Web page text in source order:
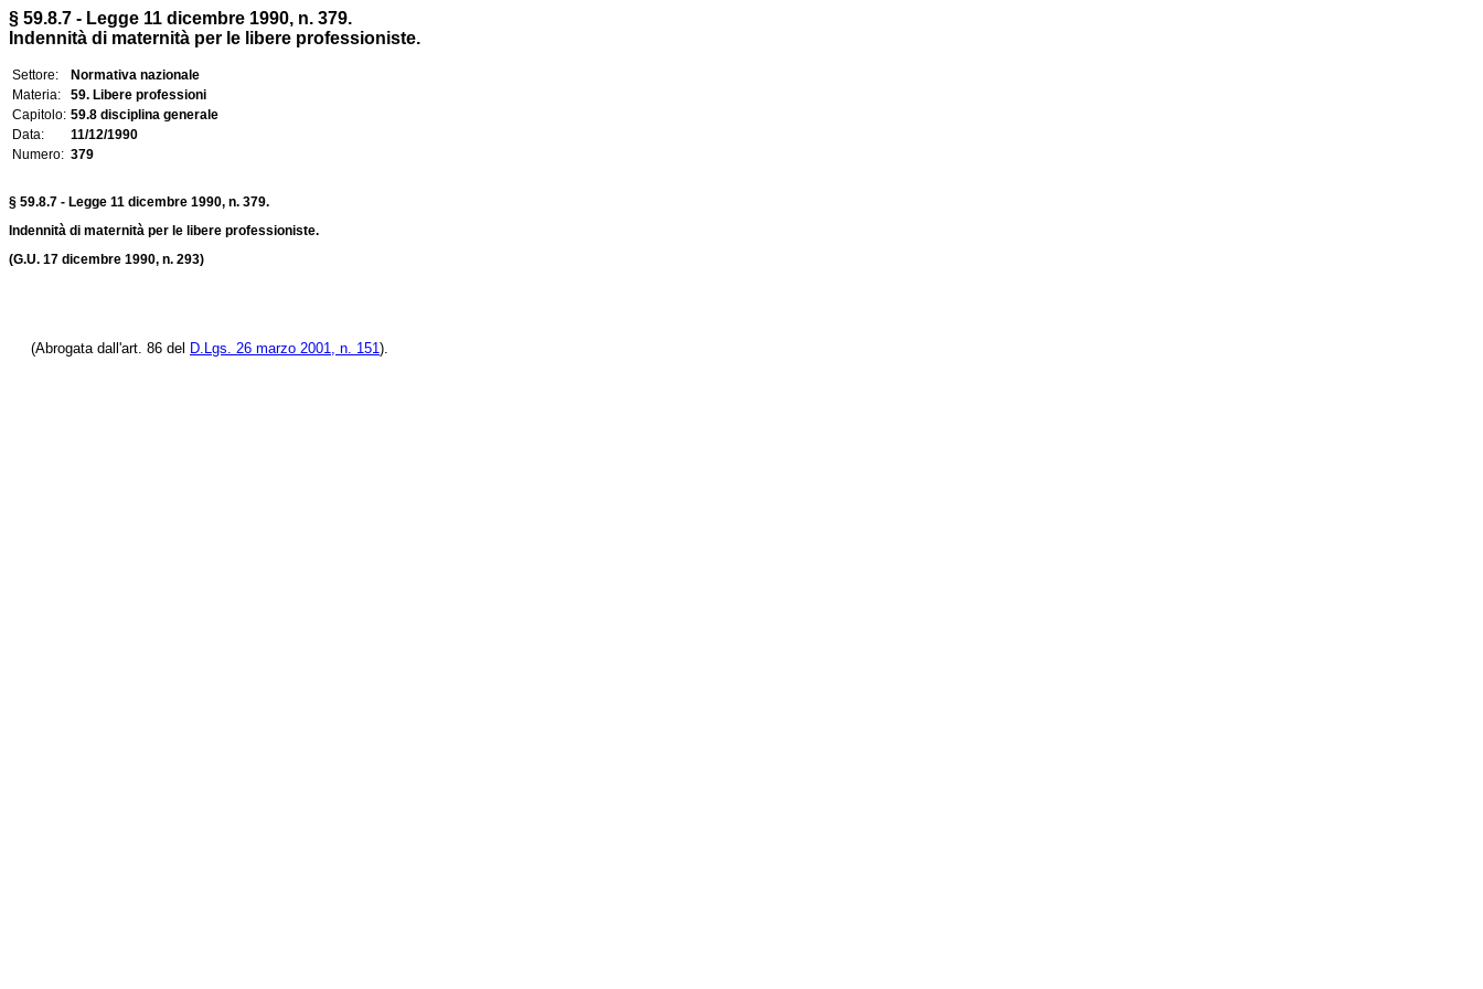
§ 59.8.7 - Legge 11 dicembre 1990, n. 379.
Indennità di maternità per le libere professioniste.
Settore:
Normativa nazionale
Materia:
59. Libere professioni
Capitolo: 59.8 disciplina generale
Data:
11/12/1990
Numero: 379
§ 59.8.7 - Legge 11 dicembre 1990, n. 379.
Indennità di maternità per le libere professioniste.
(G.U. 17 dicembre 1990, n. 293)
(Abrogata dall'art. 86 del D.Lgs. 26 marzo 2001, n. 151).